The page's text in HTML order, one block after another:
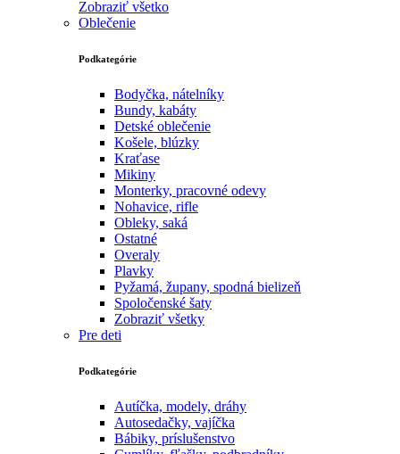
Zobraziť všetko
Oblečenie
Podkategórie
Bodyčka, nátelníky
Bundy, kabáty
Detské oblečenie
Košele, blúzky
Kraťase
Mikiny
Monterky, pracovné odevy
Nohavice, rifle
Obleky, saká
Ostatné
Overaly
Plavky
Pyžamá, župany, spodná bielizeň
Spoločenské šaty
Zobraziť všetky
Pre deti
Podkategórie
Autíčka, modely, dráhy
Autosedačky, vajíčka
Bábiky, príslušenstvo